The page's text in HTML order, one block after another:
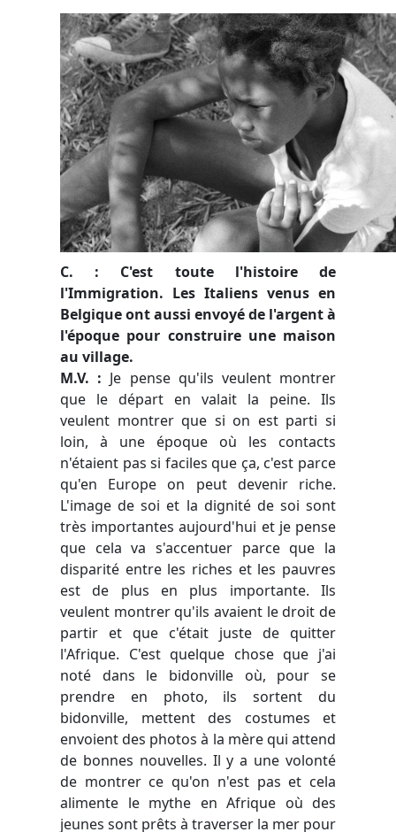
C. : C'est toute l'histoire de
l'Immigration. Les Italiens venus en
Belgique ont aussi envoyé de l'argent à
l'époque pour construire une maison
au village.
M.V. : Je pense qu'ils veulent montrer
que le départ en valait la peine. Ils
veulent montrer que si on est parti si
loin, à une époque où les contacts
n'étaient pas si faciles que ça, c'est parce
qu'en Europe on peut devenir riche.
L'image de soi et la dignité de soi sont
très importantes aujourd'hui et je pense
que cela va s'accentuer parce que la
disparité entre les riches et les pauvres
est de plus en plus importante. Ils
veulent montrer qu'ils avaient le droit de
partir et que c'était juste de quitter
l'Afrique. C'est quelque chose que j'ai
noté dans le bidonville où, pour se
prendre en photo, ils sortent du
bidonville, mettent des costumes et
envoient des photos à la mère qui attend
de bonnes nouvelles. Il y a une volonté
de montrer ce qu'on n'est pas et cela
alimente le mythe en Afrique où des
jeunes sont prêts à traverser la mer pour